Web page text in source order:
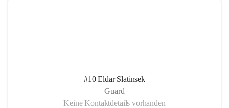
#10 Eldar Slatinsek
Guard
Keine Kontaktdetails vorhanden